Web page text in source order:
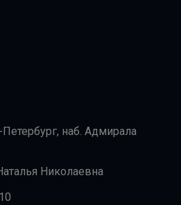
наб. Адмирала
Николаевна